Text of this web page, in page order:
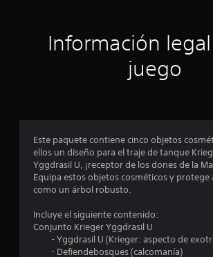
Información
juego
Este paquete contiene cinco objetos
ellos un diseño para el traje de tanque
Yggdrasil U, ¡receptor de los dones de la
Equipa estos objetos cosméticos y protege
como un árbol robusto.
Incluye el siguiente contenido:
Conjunto Krieger Yggdrasil U
- Yggdrasil U (Krieger: aspecto de
- Defiendebosques (calcomanía)